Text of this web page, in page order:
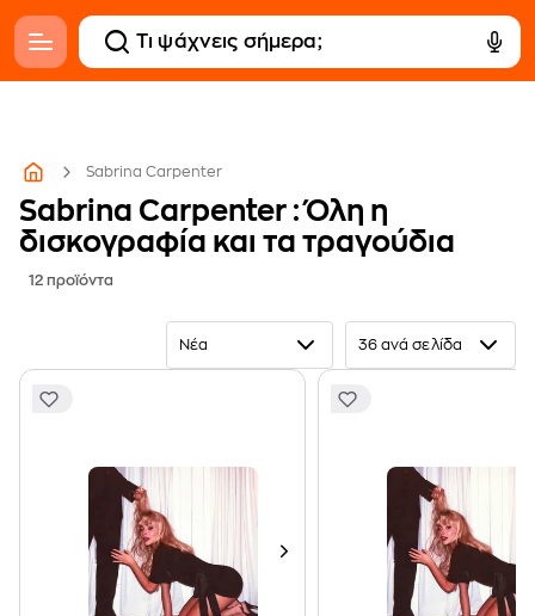
Sabrina Carpenter
Sabrina Carpenter : Όλη η
δισκογραφία και τα τραγούδια
12 προϊόντα
Νέα 36 ανά σελίδα